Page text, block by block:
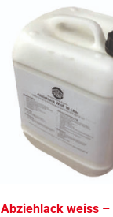
Abziehlack weiss –